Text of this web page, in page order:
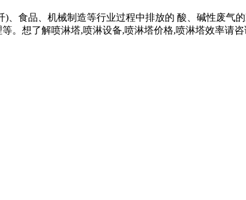
、食品、机械制造等行业过程中排放的 酸、碱性废气
。想了解喷淋塔,喷淋设备,喷淋塔价格,喷淋塔效率请咨